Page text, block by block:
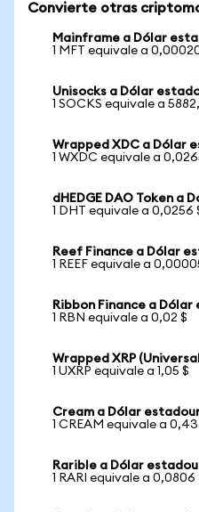
Convierte otras
Mainframe a Dólar
1 MFT equivale a
Unisocks a Dólar
1 SOCKS equivale a
Wrapped XDC a Dólar
1 WXDC equivale a
dHEDGE DAO Token a
1 DHT equivale a 0,0256
Reef Finance a Dólar
1 REEF equivale a
Ribbon Finance a
1 RBN equivale a 0,02 $
Wrapped XRP
1 UXRP equivale a 1,05 $
Cream a Dólar
1 CREAM equivale a
Rarible a Dólar
1 RARI equivale a 0,0806